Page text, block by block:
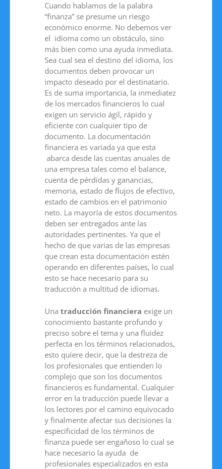
Cuando hablamos de la palabra
“finanza” se presume un riesgo
económico enorme. No debemos ver
el idioma como un obstáculo, sino
más bien como una ayuda inmediata.
Sea cual sea el destino del idioma, los
documentos deben provocar un
impacto deseado por el destinatario.
Es de suma importancia, la inmediatez
de los mercados financieros lo cual
exigen un servicio ágil, rápido y
eficiente con cualquier tipo de
documento. La documentación
financiera es variada ya que esta
abarca desde las cuentas anuales de
una empresa tales como el balance,
cuenta de pérdidas y ganancias,
memoria, estado de flujos de efectivo,
estado de cambios en el patrimonio
neto. La mayoría de estos documentos
deben ser entregados ante las
autoridades pertinentes. Ya que el
hecho de que varias de las empresas
que crean esta documentación estén
operando en diferentes países, lo cual
esto se hace necesario para su
traducción a multitud de idiomas.
Una traducción financiera exige un
conocimiento bastante profundo y
preciso sobre el tema y una fluidez
perfecta en los términos relacionados,
esto quiere decir, que la destreza de
los profesionales que entienden lo
complejo que son los documentos
financieros es fundamental. Cualquier
error en la traducción puede llevar a
los lectores por el camino equivocado
y finalmente afectar sus decisiones la
especificidad de los términos de
finanza puede ser engañoso lo cual se
hace necesario la ayuda de
profesionales especializados en esta